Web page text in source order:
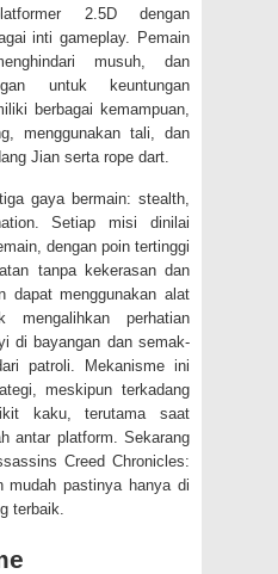
2.5D dengan
inti gameplay. Pemain
musuh, dan
untuk keuntungan
berbagai kemampuan,
menggunakan tali, dan
Jian serta rope dart.
gaya bermain: stealth,
Setiap misi dinilai
dengan poin tertinggi
tanpa kekerasan dan
dapat menggunakan alat
mengalihkan perhatian
di bayangan dan semak-
patroli. Mekanisme ini
meskipun terkadang
kaku, terutama saat
antar platform. Sekarang
Creed Chronicles:
mudah pastinya hanya di
terbaik.